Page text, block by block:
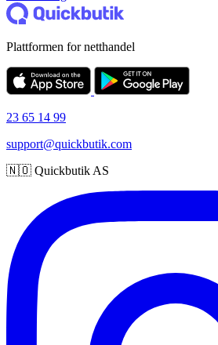
Plattformen for netthandel
23 65 14 99
support@quickbutik.com
🇳🇴 Quickbutik AS